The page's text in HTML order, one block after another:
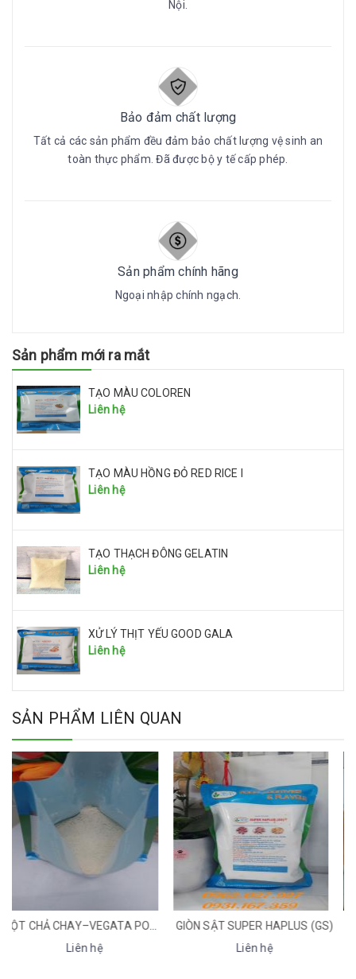
Nội.
Bảo đảm chất lượng
Tất cả các sản phẩm đều đảm bảo chất lượng vệ sinh an
toàn thực phẩm. Đã được bộ y tế cấp phép.
Sản phẩm chính hãng
Ngoại nhập chính ngạch.
Sản phẩm mới ra mắt
TẠO MÀU COLOREN
Liên hệ
TẠO MÀU HỒNG ĐỎ RED RICE I
Liên hệ
TẠO THẠCH ĐÔNG GELATIN
Liên hệ
XỬ LÝ THỊT YẾU GOOD GALA
Liên hệ
SẢN PHẨM LIÊN QUAN
GIÒN SẬT SUPER HAPLUS (GS)
Liên hệ
CUỘN PP/ TÚI ỐNG PP
Liên hệ